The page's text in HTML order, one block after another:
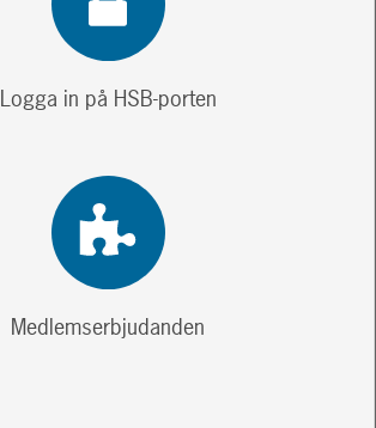
Logga in på HSB-porten
Medlemserbjudanden